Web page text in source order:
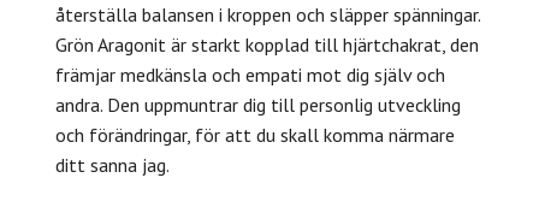
återställa balansen i kroppen och släpper spänningar.
Grön Aragonit är starkt kopplad till hjärtchakrat, den
främjar medkänsla och empati mot dig själv och
andra. Den uppmuntrar dig till personlig utveckling
och förändringar, för att du skall komma närmare
ditt sanna jag.